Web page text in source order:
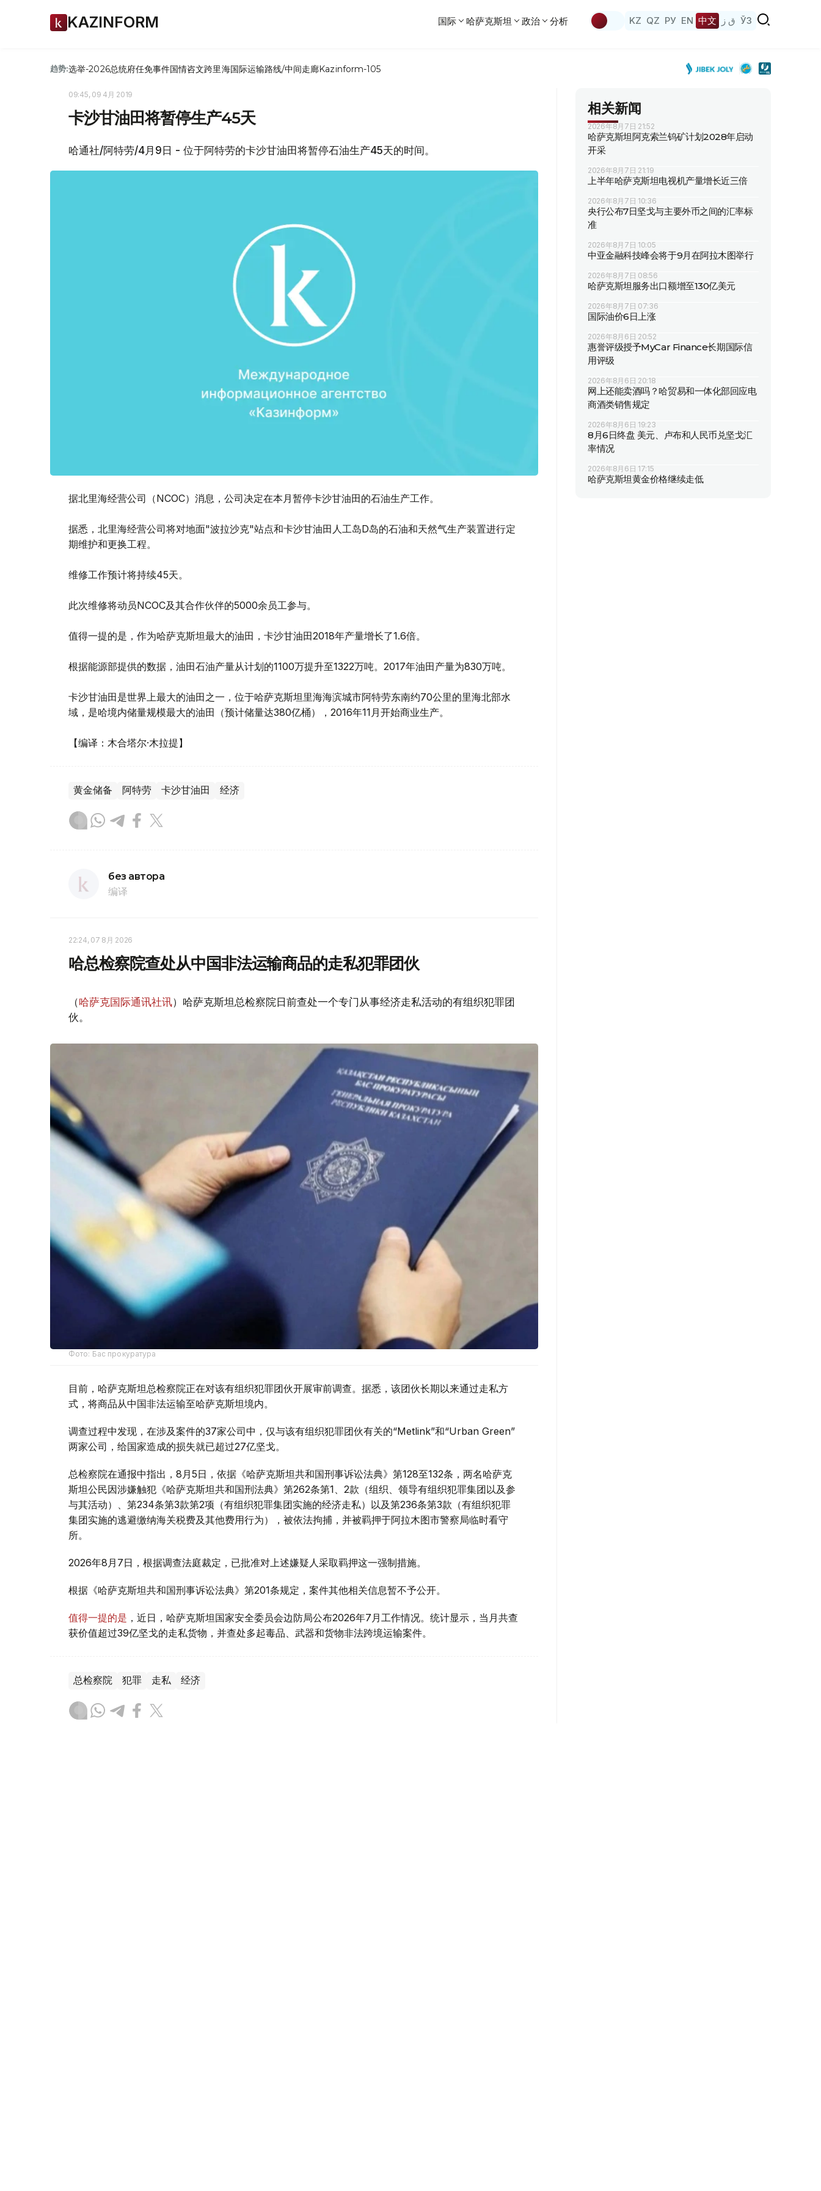
KAZINFORM 国际 哈萨克斯坦 政治 分析 KZ QZ РУ EN 中文 ق ز ЎЗ
趋势:选举-2026总统府任免事件国情咨文跨里海国际运输路线/中间走廊Kazinform-105
09:45, 09 4月 2019
卡沙甘油田将暂停生产45天
哈通社/阿特劳/4月9日 - 位于阿特劳的卡沙甘油田将暂停石油生产45天的时间。
据北里海经营公司（NCOC）消息，公司决定在本月暂停卡沙甘油田的石油生产工作。
据悉，北里海经营公司将对地面"波拉沙克"站点和卡沙甘油田人工岛D岛的石油和天然气生产装置进行定
期维护和更换工程。
维修工作预计将持续45天。
此次维修将动员NCOC及其合作伙伴的5000余员工参与。
值得一提的是，作为哈萨克斯坦最大的油田，卡沙甘油田2018年产量增长了1.6倍。
根据能源部提供的数据，油田石油产量从计划的1100万提升至1322万吨。2017年油田产量为830万吨。
卡沙甘油田是世界上最大的油田之一，位于哈萨克斯坦里海海滨城市阿特劳东南约70公里的里海北部水
域，是哈境内储量规模最大的油田（预计储量达380亿桶），2016年11月开始商业生产。
【编译：木合塔尔·木拉提】
黄金储备 阿特劳 卡沙甘油田 经济
без автора
编译
22:24, 07 8月 2026
哈总检察院查处从中国非法运输商品的走私犯罪团伙
（哈萨克国际通讯社讯）哈萨克斯坦总检察院日前查处一个专门从事经济走私活动的有组织犯罪团
伙。
Фото: Бас прокуратура
目前，哈萨克斯坦总检察院正在对该有组织犯罪团伙开展审前调查。据悉，该团伙长期以来通过走私方
式，将商品从中国非法运输至哈萨克斯坦境内。
调查过程中发现，在涉及案件的37家公司中，仅与该有组织犯罪团伙有关的“Metlink”和“Urban Green”
两家公司，给国家造成的损失就已超过27亿坚戈。
总检察院在通报中指出，8月5日，依据《哈萨克斯坦共和国刑事诉讼法典》第128至132条，两名哈萨克
斯坦公民因涉嫌触犯《哈萨克斯坦共和国刑法典》第262条第1、2款（组织、领导有组织犯罪集团以及参
与其活动）、第234条第3款第2项（有组织犯罪集团实施的经济走私）以及第236条第3款（有组织犯罪
集团实施的逃避缴纳海关税费及其他费用行为），被依法拘捕，并被羁押于阿拉木图市警察局临时看守
所。
2026年8月7日，根据调查法庭裁定，已批准对上述嫌疑人采取羁押这一强制措施。
根据《哈萨克斯坦共和国刑事诉讼法典》第201条规定，案件其他相关信息暂不予公开。
值得一提的是 ，近日，哈萨克斯坦国家安全委员会边防局公布2026年7月工作情况。统计显示，当月共查
获价值超过39亿坚戈的走私货物，并查处多起毒品、武器和货物非法跨境运输案件。
总检察院 犯罪 走私 经济
相关新闻
2026年8月7日 21:52
哈萨克斯坦阿克索兰钨矿计划2028年启动
开采
2026年8月7日 21:19
上半年哈萨克斯坦电视机产量增长近三倍
2026年8月7日 10:36
央行公布7日坚戈与主要外币之间的汇率标
准
2026年8月7日 10:05
中亚金融科技峰会将于9月在阿拉木图举行
2026年8月7日 08:56
哈萨克斯坦服务出口额增至130亿美元
2026年8月7日 07:36
国际油价6日上涨
2026年8月6日 20:52
惠誉评级授予MyCar Finance长期国际信
用评级
2026年8月6日 20:18
网上还能卖酒吗？哈贸易和一体化部回应电
商酒类销售规定
2026年8月6日 19:23
8月6日终盘 美元、卢布和人民币兑坚戈汇
率情况
2026年8月6日 17:15
哈萨克斯坦黄金价格继续走低